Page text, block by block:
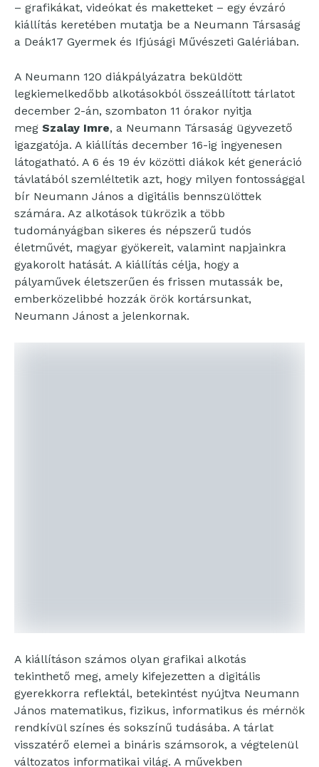
– grafikákat, videókat és maketteket – egy évzáró
kiállítás keretében mutatja be a Neumann Társaság
a Deák17 Gyermek és Ifjúsági Művészeti Galériában.
A Neumann 120 diákpályázatra beküldött
legkiemelkedőbb alkotásokból összeállított tárlatot
december 2-án, szombaton 11 órakor nyitja
meg Szalay Imre, a Neumann Társaság ügyvezető
igazgatója. A kiállítás december 16-ig ingyenesen
látogatható. A 6 és 19 év közötti diákok két generáció
távlatából szemléltetik azt, hogy milyen fontossággal
bír Neumann János a digitális bennszülöttek
számára. Az alkotások tükrözik a több
tudományágban sikeres és népszerű tudós
életművét, magyar gyökereit, valamint napjainkra
gyakorolt hatását. A kiállítás célja, hogy a
pályaművek életszerűen és frissen mutassák be,
emberközelibbé hozzák örök kortársunkat,
Neumann Jánost a jelenkornak.
A kiállításon számos olyan grafikai alkotás
tekinthető meg, amely kifejezetten a digitális
gyerekkorra reflektál, betekintést nyújtva Neumann
János matematikus, fizikus, informatikus és mérnök
rendkívül színes és sokszínű tudásába. A tárlat
visszatérő elemei a bináris számsorok, a végtelenül
változatos informatikai világ. A művekben